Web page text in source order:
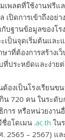
เพลตที่ใช้งานฟรีแ
เปิดการเข้าถึงอย่
บฐานข้อมูลของโร
เป็นจุดเริ่มต้นและ
าที่ต้องการสร้างเ
ประหยัดและง่าย
องเป็นโรงเรียนข
น 720 คน ในระดั
การ หรือหน่วยงาน
ชื่อโดเมน .ac.th ใน
2565 – 2567) แ